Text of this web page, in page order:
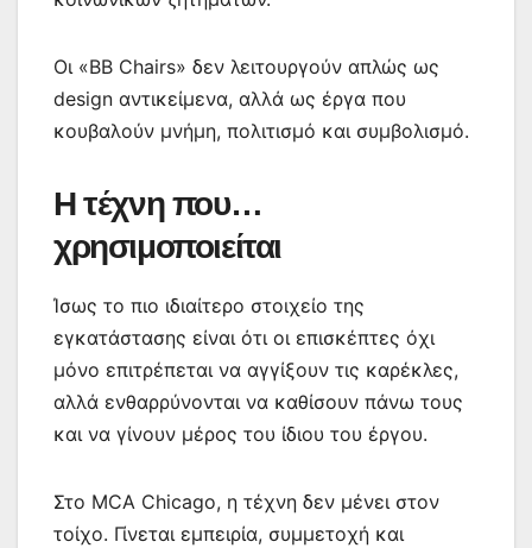
Οι «BB Chairs» δεν λειτουργούν απλώς ως
design αντικείμενα, αλλά ως έργα που
κουβαλούν μνήμη, πολιτισμό και συμβολισμό.
Η τέχνη που…
χρησιμοποιείται
Ίσως το πιο ιδιαίτερο στοιχείο της
εγκατάστασης είναι ότι οι επισκέπτες όχι
μόνο επιτρέπεται να αγγίξουν τις καρέκλες,
αλλά ενθαρρύνονται να καθίσουν πάνω τους
και να γίνουν μέρος του ίδιου του έργου.
Στο MCA Chicago, η τέχνη δεν μένει στον
τοίχο. Γίνεται εμπειρία, συμμετοχή και